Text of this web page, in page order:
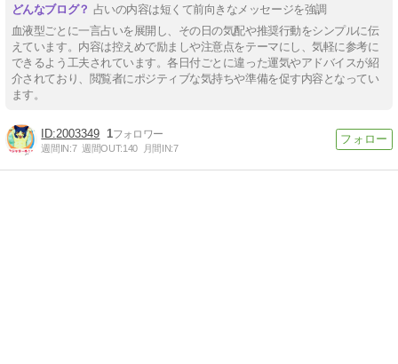
占いの内容は短くて前向きなメッセージを強調
血液型ごとに一言占いを展開し、その日の気配や推奨行動をシンプルに伝
えています。内容は控えめで励ましや注意点をテーマにし、気軽に参考に
できるよう工夫されています。各日付ごとに違った運気やアドバイスが紹
介されており、閲覧者にポジティブな気持ちや準備を促す内容となってい
ます。
2003349 1
週間IN:7 週間OUT:140 月間IN:7